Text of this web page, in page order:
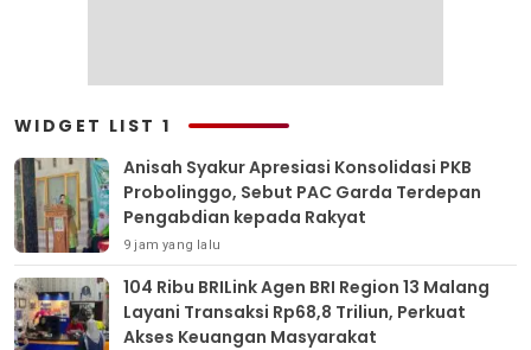
WIDGET LIST 1
Anisah Syakur Apresiasi Konsolidasi PKB
Probolinggo, Sebut PAC Garda Terdepan
Pengabdian kepada Rakyat
9 jam yang lalu
104 Ribu BRILink Agen BRI Region 13 Malang
Layani Transaksi Rp68,8 Triliun, Perkuat
Akses Keuangan Masyarakat